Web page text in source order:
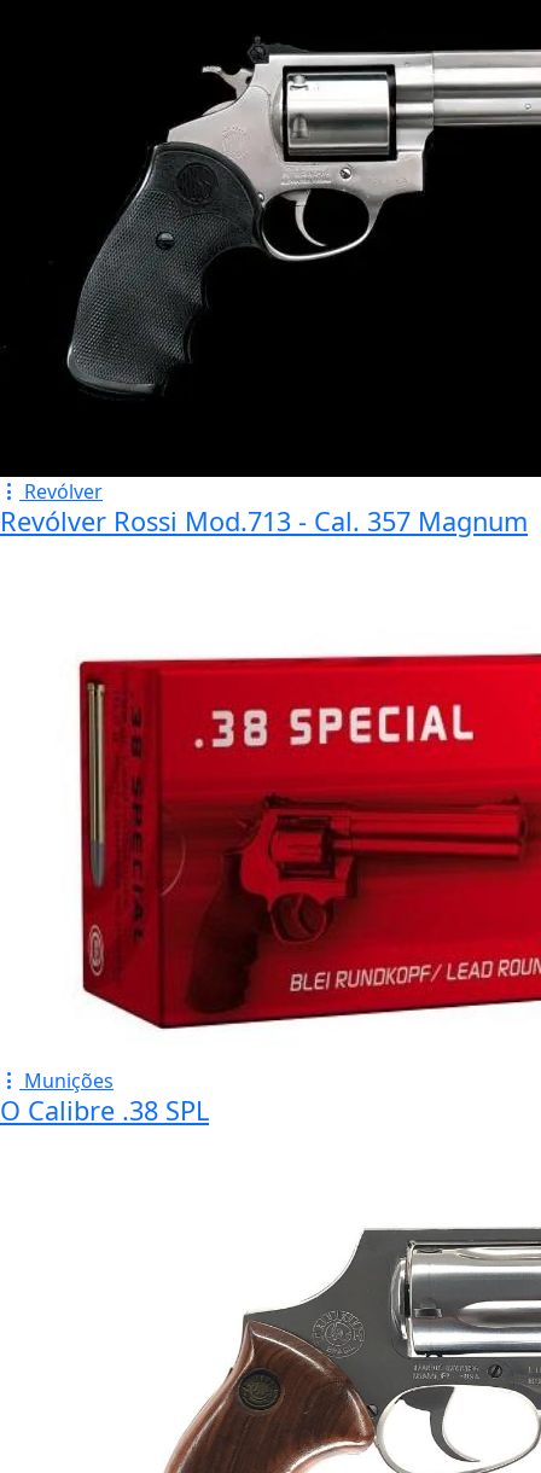
Revólver
Revólver Rossi Mod.713 - Cal. 357 Magnum
Munições
O Calibre .38 SPL